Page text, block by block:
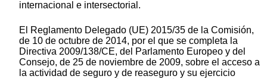
internacional e intersectorial.
El Reglamento Delegado (UE) 2015/35 de la Comisión,
de 10 de octubre de 2014, por el que se completa la
Directiva 2009/138/CE, del Parlamento Europeo y del
Consejo, de 25 de noviembre de 2009, sobre el acceso a
la actividad de seguro y de reaseguro y su ejercicio